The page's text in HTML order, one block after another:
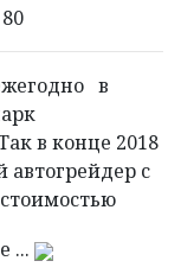
80
в
в конце 2018
с
...